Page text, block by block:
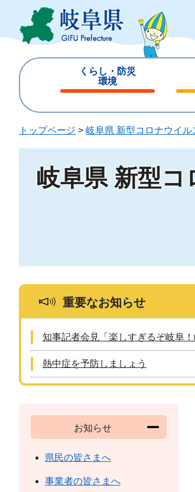
ジ
ュ
くらし・防災
環境
じ
じ
る
トップページ > 岐阜県 新型コロナウイ
岐阜県 新型コ
重要なお知らせ
知事記者会見「楽しすぎるぞ岐阜
熱中症を予防しましょう
お知らせ
県民の皆さまへ
事業者の皆さまへ